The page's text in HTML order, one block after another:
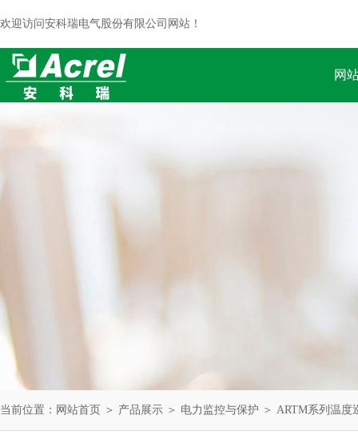
欢迎访问安科瑞电气股份有限公司网站！
网
当前位置： 网站首页 ＞ 产品展示 ＞ 电力监控与保护 ＞ ARTM系列温度